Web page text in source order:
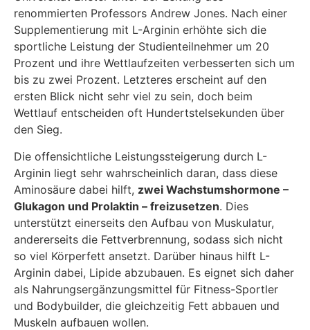
renommierten Professors Andrew Jones. Nach einer
Supplementierung mit L-Arginin erhöhte sich die
sportliche Leistung der Studienteilnehmer um 20
Prozent und ihre Wettlaufzeiten verbesserten sich um
bis zu zwei Prozent. Letzteres erscheint auf den
ersten Blick nicht sehr viel zu sein, doch beim
Wettlauf entscheiden oft Hundertstelsekunden über
den Sieg.
Die offensichtliche Leistungssteigerung durch L-
Arginin liegt sehr wahrscheinlich daran, dass diese
Aminosäure dabei hilft, zwei Wachstumshormone –
Glukagon und Prolaktin – freizusetzen. Dies
unterstützt einerseits den Aufbau von Muskulatur,
andererseits die Fettverbrennung, sodass sich nicht
so viel Körperfett ansetzt. Darüber hinaus hilft L-
Arginin dabei, Lipide abzubauen. Es eignet sich daher
als Nahrungsergänzungsmittel für Fitness-Sportler
und Bodybuilder, die gleichzeitig Fett abbauen und
Muskeln aufbauen wollen.